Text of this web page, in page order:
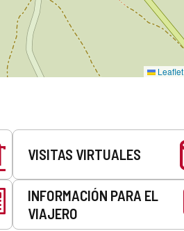
Leaflet
VISITAS VIRTUALES
INFORMACIÓN PARA EL
VIAJERO